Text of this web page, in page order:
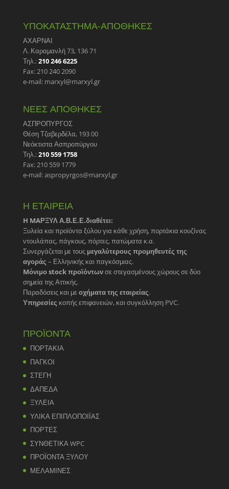
ΥΠΟΚΑΤΑΣΤΗΜΑ-ΑΠΟΘΗΚΕΣ
ΑΧΑΡΝΑΙ
Λ. Καραμανλή 73, 136 71
Τηλ.:210 246 6225
Fax: 210 240 2090
e-mail: marxyl@marxyl.gr
ΝΕΕΣ ΑΠΟΘΗΚΕΣ
ΑΣΠΡΟΠΥΡΓΟΣ
Θέση Τζαβερδέλα, 193 00
Νεόκτιστα Ασπροπύργου
Τηλ.:210 559 1758
Fax: 210 559 1779
e-mail: aspropyrgos@marxyl.gr
Η ΕΤΑΙΡΕΙΑ
H MAΡΞΥΛ Α.Β.Ε.Ε.διαθέτει:
Ξυλεία και προϊόντα ξύλου για κάθε χρήση, πορτάκια κουζίνας
ντουλάπας, πάγκους, πόρτες, πατώματα κ.α.
Συνεργάζεται με τους μεγαλύτερους προμηθευτές της
αγοράς – Ελληνικής και παγκόσμιας.
Mόνιμο stock προϊόντωνσε στεγασμένους χώρους σε δύο
σημεία της Αττικής.
Παραδόσεις και μεοχήματα της εταιρείας.
Υπηρεσίες κοπής επιφανειών, και συγκόλληση PVC.
ΠΡΟΪΟΝΤΑ
ΠΟΡΤΑΚΙΑ
ΠΑΓΚΟΙ
ΣΤΕΓΗ
ΔΑΠΕΔΑ
ΞΥΛΕΙΑ
ΥΛΙΚΑ ΕΠΙΠΛΟΠΟΙΪΑΣ
ΠΟΡΤΕΣ
ΣΥΝΘΕΤΙΚΑ WPC
ΠΡΟΪΟΝΤΑ ΞΥΛΟΥ
ΜΕΛΑΜΙΝΕΣ